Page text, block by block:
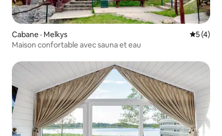
Cabane · Melkys Note
5 (4)
Maison confortable avec sauna et eau